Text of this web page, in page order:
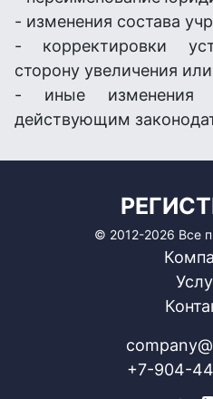
- изменения состава
- корректировки
сторону увеличения
- иные изменения
действующим
© 2012-2026 Все
+7-904-